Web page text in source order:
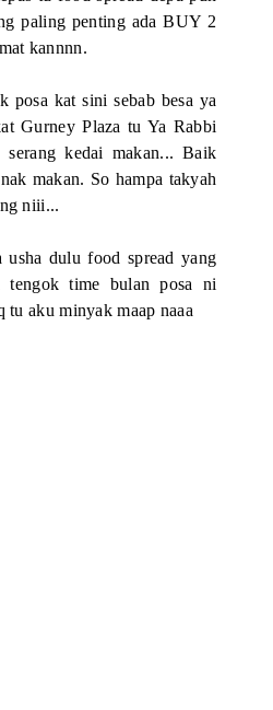
paling penting ada BUY 2
kannnn.
posa kat sini sebab besa ya
Gurney Plaza tu Ya Rabbi
kedai makan... Baik
makan. So hampa takyah
niii...
usha dulu food spread yang
time bulan posa ni
aku minyak maap naaa